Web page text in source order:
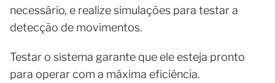
necessário, e realize simulações para testar a
detecção de movimentos.
Testar o sistema garante que ele esteja pronto
para operar com a máxima eficiência.